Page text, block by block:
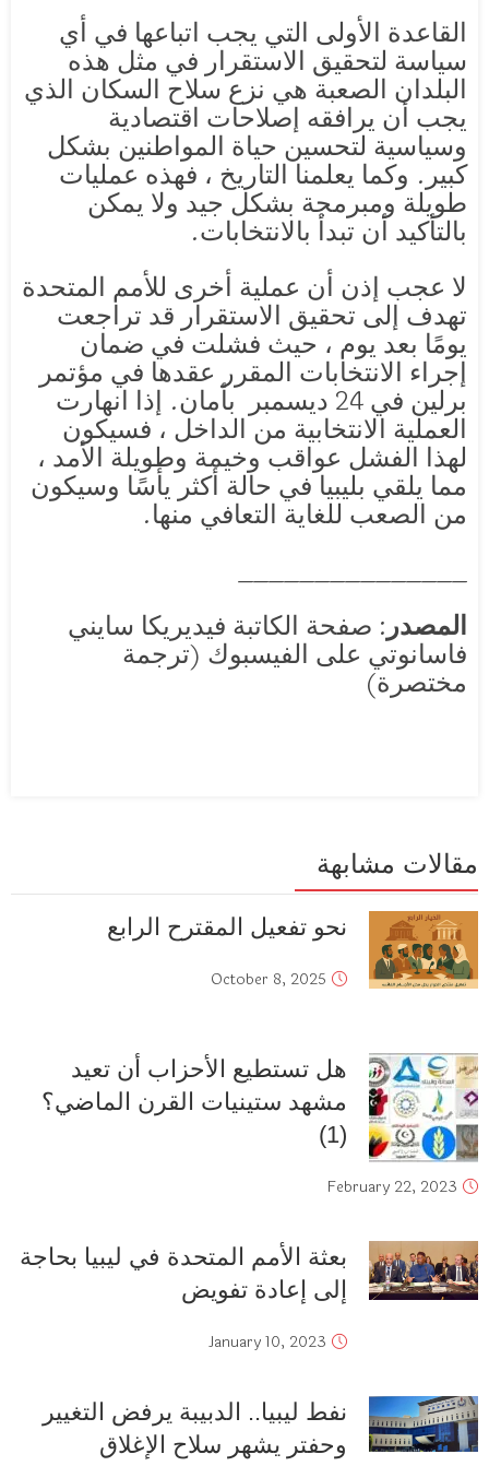
القاعدة الأولى التي يجب اتباعها في أي
سياسة لتحقيق الاستقرار في مثل هذه
البلدان الصعبة هي نزع سلاح السكان الذي
يجب أن يرافقه إصلاحات اقتصادية
وسياسية لتحسين حياة المواطنين بشكل
كبير. وكما يعلمنا التاريخ ، فهذه عمليات
طويلة ومبرمجة بشكل جيد ولا يمكن
بالتأكيد أن تبدأ بالانتخابات.
لا عجب إذن أن عملية أخرى للأمم المتحدة
تهدف إلى تحقيق الاستقرار قد تراجعت
يومًا بعد يوم ، حيث فشلت في ضمان
إجراء الانتخابات المقرر عقدها في مؤتمر
برلين في 24 ديسمبر بأمان. إذا انهارت
العملية الانتخابية من الداخل ، فسيكون
لهذا الفشل عواقب وخيمة وطويلة الأمد ،
مما يلقي بليبيا في حالة أكثر يأسًا وسيكون
من الصعب للغاية التعافي منها.
_______________
المصدر: صفحة الكاتبة فيديريكا سايني
فاسانوتي على الفيسبوك (ترجمة
مختصرة)
مقالات مشابهة
نحو تفعيل المقترح الرابع
October 8, 2025
هل تستطيع الأحزاب أن تعيد
مشهد ستينيات القرن الماضي؟
(1)
February 22, 2023
بعثة الأمم المتحدة في ليبيا بحاجة
إلى إعادة تفويض
January 10, 2023
نفط ليبيا.. الدبيبة يرفض التغيير
وحفتر يشهر سلاح الإغلاق